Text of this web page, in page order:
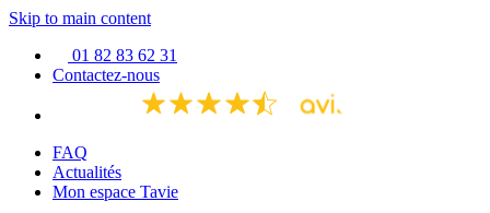
Skip to main content
01 82 83 62 31
Contactez-nous
FAQ
Actualités
Mon espace Tavie